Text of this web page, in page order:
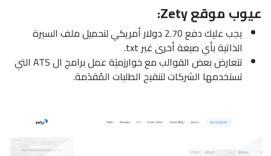
عيوب موقع Zety:
يجب عليك دفع 2.70 دولار أمريكي لتحميل ملف السيرة
الذاتية بأي صيغة أخرى غير txt.
تتعارض بعض القوالب مع خوارزميَة عمل برامج ال ATS التي
تستخدمها الشركات لتنقيح الطلبات المُقدَمة.